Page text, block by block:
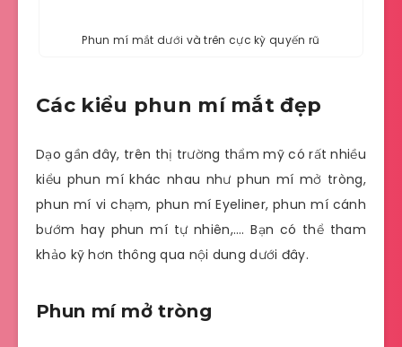
Phun mí mắt dưới và trên cực kỳ quyến rũ
Các kiểu phun mí mắt đẹp
Dạo gần đây, trên thị trường thẩm mỹ có rất nhiều
kiểu phun mí khác nhau như phun mí mở tròng,
phun mí vi chạm, phun mí Eyeliner, phun mí cánh
bướm hay phun mí tự nhiên,…. Bạn có thể tham
khảo kỹ hơn thông qua nội dung dưới đây.
Phun mí mở tròng